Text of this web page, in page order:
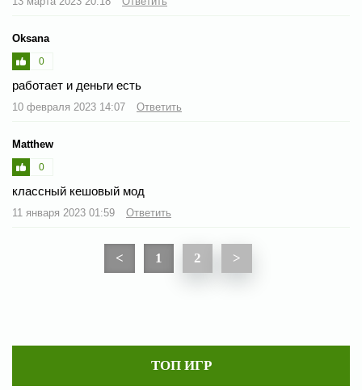
Oksana
0
работает и деньги есть
10 февраля 2023 14:07 Ответить
Matthew
0
классный кешовый мод
11 января 2023 01:59 Ответить
< 1 2 >
ТОП ИГР